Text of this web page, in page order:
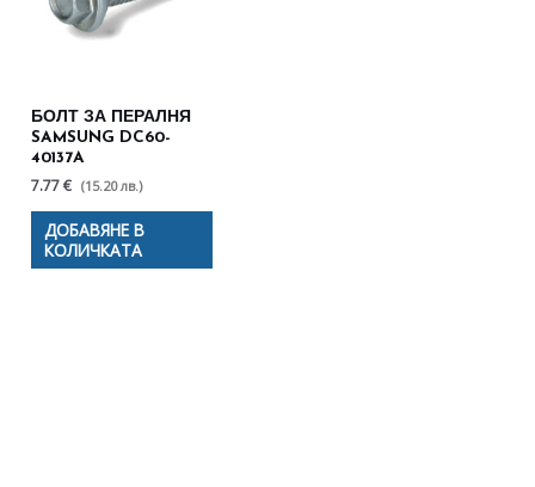
БОЛТ ЗА ПЕРАЛНЯ
SAMSUNG DC60-
40137A
7.77 € (15.20 лв.)
ДОБАВЯНЕ В
КОЛИЧКАТА